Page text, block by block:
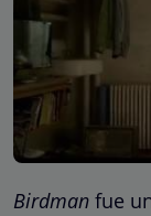
Birdman fue